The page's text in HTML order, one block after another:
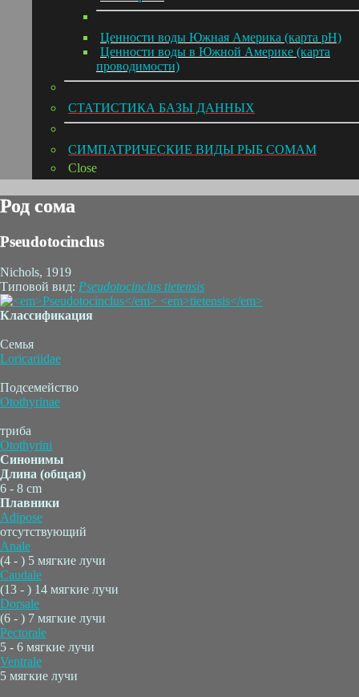
Ценности воды Южная Америка (карта pH)
Ценности воды в Южной Америке (карта
проводимости)
СТАТИСТИКА БАЗЫ ДАННЫХ
СИМПАТРИЧЕСКИЕ ВИДЫ РЫБ СОМАМ
Close
Род сома
Pseudotocinclus
Nichols, 1919
Типовой вид: Pseudotocinclus tietensis
Классификация
Семья
Loricariidae
Подсемейство
Otothyrinae
триба
Otothyrini
Синонимы
Длина (общая)
6 - 8 cm
Плавники
Adipose
отсутствующий
Anale
(4 - ) 5 мягкие лучи
Caudale
(13 - ) 14 мягкие лучи
Dorsale
(6 - ) 7 мягкие лучи
Pectorale
5 - 6 мягкие лучи
Ventrale
5 мягкие лучи